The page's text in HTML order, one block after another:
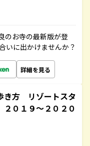
のお寺の最新版が登
いに出かけませんか？
詳細を見る
き方 リゾートスタ
０１９～２０２０